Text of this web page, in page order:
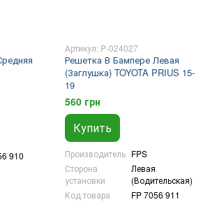
910
Артикул: P-024027
Решетка В Бампере Левая
(Заглушка) TOYOTA PRIUS 15-
19
560 грн
Купить
Производитель FPS
Сторона
установки
Левая
(Водительская)
Код товара
FP 7056 911